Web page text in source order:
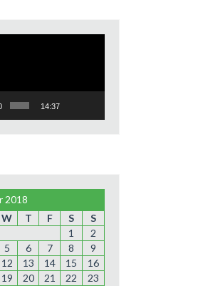
14:37
2018
W T F S
S
1
2
5 6 7 8
9
12 13 14 15
16
19 20 21 22
23